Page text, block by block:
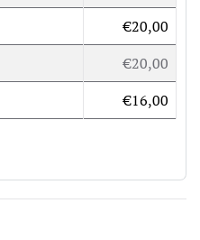
€20,00
€20,00
€16,00